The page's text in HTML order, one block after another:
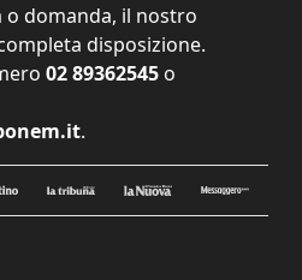
o domanda, il nostro
disposizione.
02 89362545 o
.